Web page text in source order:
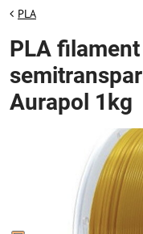
PLA
PLA
Aurapol 1kg